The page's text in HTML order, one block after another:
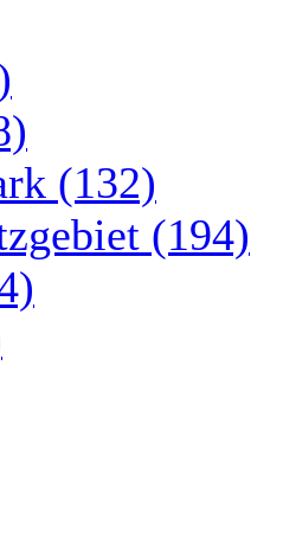
(132)
(194)